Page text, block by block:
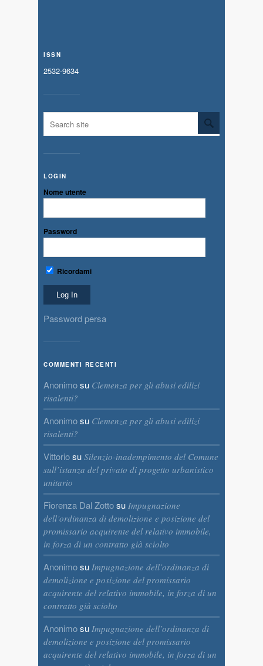
ISSN
2532-9634
LOGIN
Nome utente
Password
Ricordami
Password persa
COMMENTI RECENTI
Anonimosu Clemenza per gli abusi edilizi
risalenti?
Anonimosu Clemenza per gli abusi edilizi
risalenti?
Vittoriosu Silenzio-inadempimento del Comune
sull’istanza del privato di progetto urbanistico
unitario
Fiorenza Dal Zottosu Impugnazione
dell’ordinanza di demolizione e posizione del
promissario acquirente del relativo immobile,
in forza di un contratto già sciolto
Anonimosu Impugnazione dell’ordinanza di
demolizione e posizione del promissario
acquirente del relativo immobile, in forza di un
contratto già sciolto
Anonimosu Impugnazione dell’ordinanza di
demolizione e posizione del promissario
acquirente del relativo immobile, in forza di un